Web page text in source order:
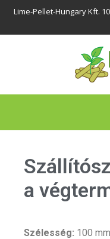
Lime-Pellet-Hungary Kft.
a
Szélesség: 100 mm